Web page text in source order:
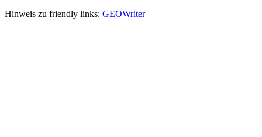
Hinweis zu friendly links: GEOWriter